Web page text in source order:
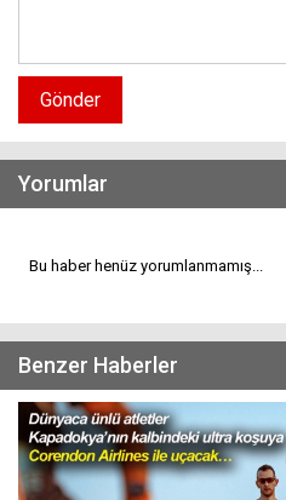
Gönder
Yorumlar
Bu haber henüz yorumlanmamış...
Benzer Haberler